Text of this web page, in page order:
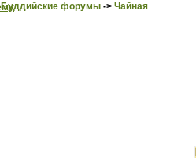
Буддийские форумы -> Чайная